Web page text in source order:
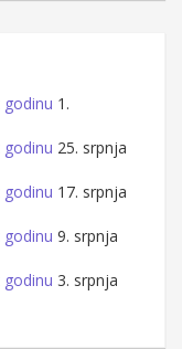
1.
25. srpnja
17. srpnja
9. srpnja
3. srpnja